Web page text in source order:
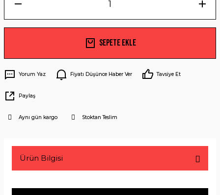
Sepete Ekle
Yorum Yaz Fiyatı Düşünce Haber Ver Tavsiye Et
Paylaş
Aynı gün kargo Stoktan Teslim
Ürün Bilgisi